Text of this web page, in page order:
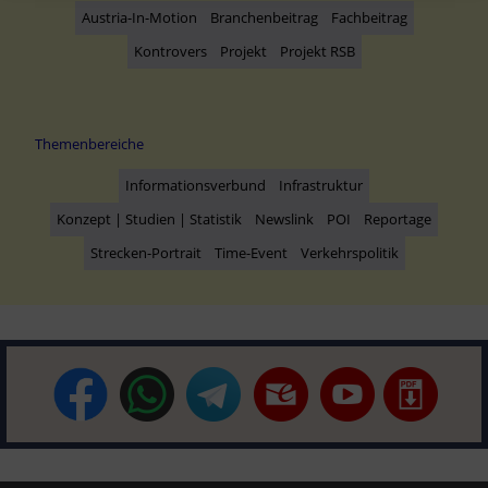
Austria-In-Motion Branchenbeitrag
Fachbeitrag
Kontrovers
Projekt Projekt RSB
Themenbereiche
Informationsverbund
Infrastruktur
Konzept | Studien | Statistik
Newslink POI
Reportage
Strecken-Portrait
Time-Event Verkehrspolitik